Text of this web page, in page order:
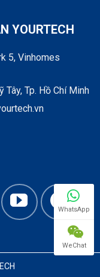
YOURTECH
5, Vinhomes
Tp. Hồ Chí Minh
WhatsApp
WeChat